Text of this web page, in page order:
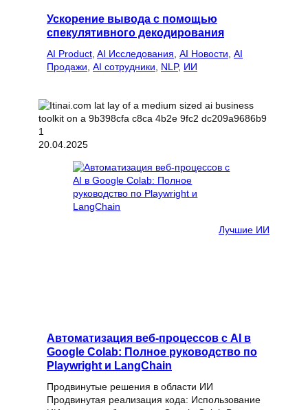
Ускорение вывода с помощью
спекулятивного декодирования
AI Product AI Исследования AI Новости AI
Продажи AI сотрудники NLP, ИИ
20.04.2025
Лучшие ИИ
Автоматизация веб-процессов с AI в
Google Colab: Полное руководство по
Playwright и LangChain
Продвинутые решения в области ИИ
Продвинутая реализация кода: Использование